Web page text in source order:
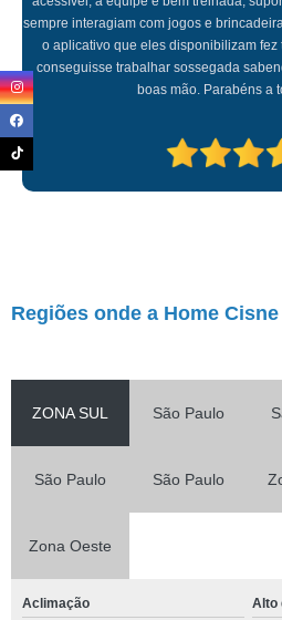
sempre interagiam com jogos e
o aplicativo que eles disponibilizam
conseguisse trabalhar sossegada
boas mão. Parabéns a
Regiões onde a Home
ZONA SUL São Paulo
São Paulo São Paulo
Zona Oeste
Aclimação Alto